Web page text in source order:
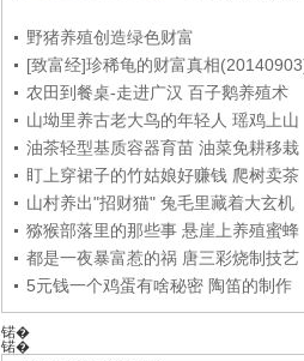
野猪养殖创造绿色财富
[致富经]珍稀龟的财富真相
农田到餐桌-走进广汉 百子鹅养殖术
山坳里养古老大鸟的年轻人 瑶鸡上山
油茶轻型基质容器育苗 油菜免耕移栽
盯上穿裙子的竹姑娘好赚钱 爬树卖茶
山村养出"招财猫" 兔毛里藏着大玄机
猕猴部落里的那些事 悬崖上养殖蜜蜂
都是一夜暴富惹的祸 唐三彩烧制技艺
5元钱一个鸡蛋有啥秘密 陶笛的制作
锘�
锘�